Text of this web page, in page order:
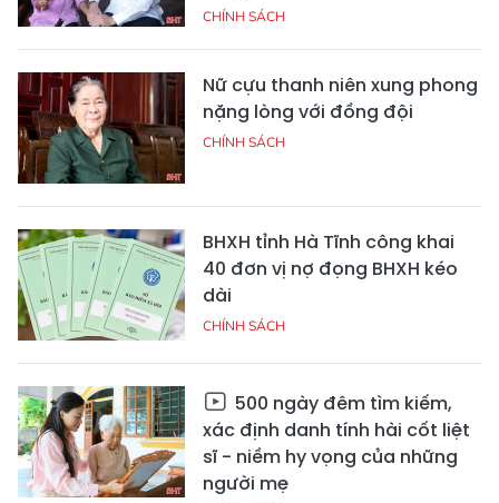
CHÍNH SÁCH
Nữ cựu thanh niên xung phong
nặng lòng với đồng đội
CHÍNH SÁCH
BHXH tỉnh Hà Tĩnh công khai
40 đơn vị nợ đọng BHXH kéo
dài
CHÍNH SÁCH
500 ngày đêm tìm kiếm,
xác định danh tính hài cốt liệt
sĩ - niềm hy vọng của những
người mẹ